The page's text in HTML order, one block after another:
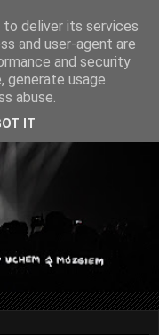
deliver its services
and user-agent are
and security
generate usage
abuse.
IT